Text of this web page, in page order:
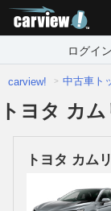
ログイン
carview! 中古車ト
トヨタ カ
トヨタ カム